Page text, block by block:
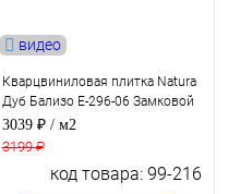
видео
Кварцвиниловая плитка Natura
Дуб Бализо E-296-06 Замковой
3039 ₽ / м2
3199 ₽
код товара: 99-216